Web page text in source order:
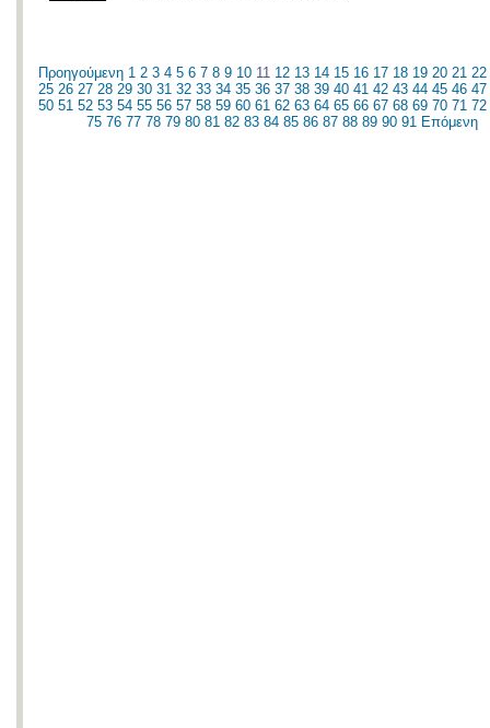
Προηγούμενη 1 2 3 4 5 6 7 8 9 10 11 12 13 14 15 16 17 18 19 20 21 22
25 26 27 28 29 30 31 32 33 34 35 36 37 38 39 40 41 42 43 44 45 46 47
50 51 52 53 54 55 56 57 58 59 60 61 62 63 64 65 66 67 68 69 70 71 72
75 76 77 78 79 80 81 82 83 84 85 86 87 88 89 90 91 Επόμενη